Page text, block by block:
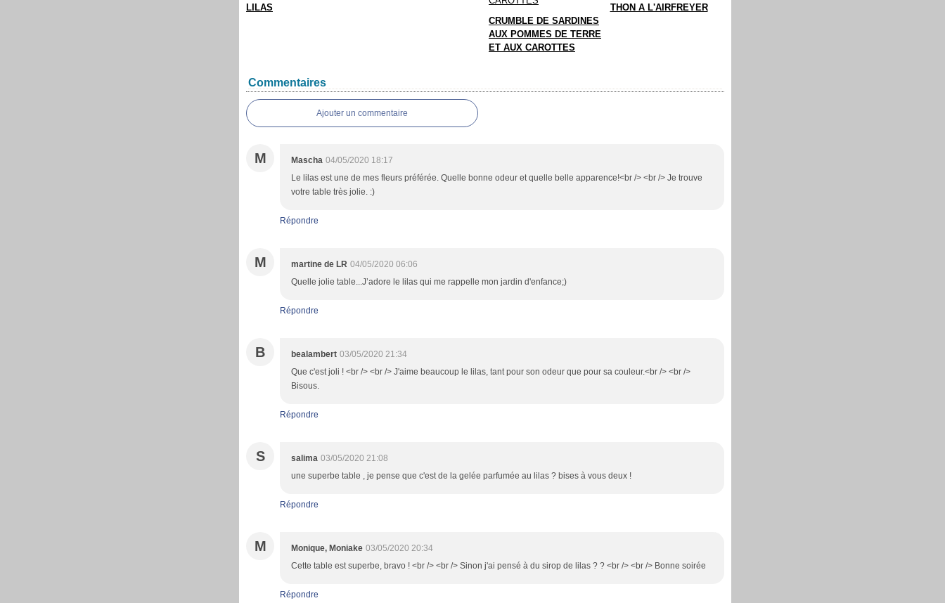
LILAS
CRUMBLE DE SARDINES
AUX POMMES DE TERRE
ET AUX CAROTTES
THON A L'AIRFREYER
Commentaires
Ajouter un commentaire
M Mascha 04/05/2020 18:17
Le lilas est une de mes fleurs préférée. Quelle bonne odeur et quelle belle apparence!<br /> <br /> Je trouve
votre table très jolie. :)
Répondre
M martine de LR 04/05/2020 06:06
Quelle jolie table...J’adore le lilas qui me rappelle mon jardin d'enfance;)
Répondre
B bealambert 03/05/2020 21:34
Que c'est joli ! <br /> <br /> J'aime beaucoup le lilas, tant pour son odeur que pour sa couleur.<br /> <br />
Bisous.
Répondre
S salima 03/05/2020 21:08
une superbe table , je pense que c'est de la gelée parfumée au lilas ? bises à vous deux !
Répondre
M Monique, Moniake 03/05/2020 20:34
Cette table est superbe, bravo ! <br /> <br /> Sinon j'ai pensé à du sirop de lilas ? ? <br /> <br /> Bonne soirée
Répondre